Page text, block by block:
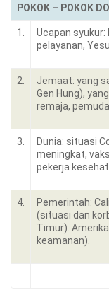
POKOK – POKOK
1.
Ucapan syukur:
pelayanan,
2.
Jemaat: yang
Gen Hung),
remaja,
3.
Dunia: situasi
meningkat,
pekerja
4.
Pemerintah:
(situasi dan
Timur).
keamanan).